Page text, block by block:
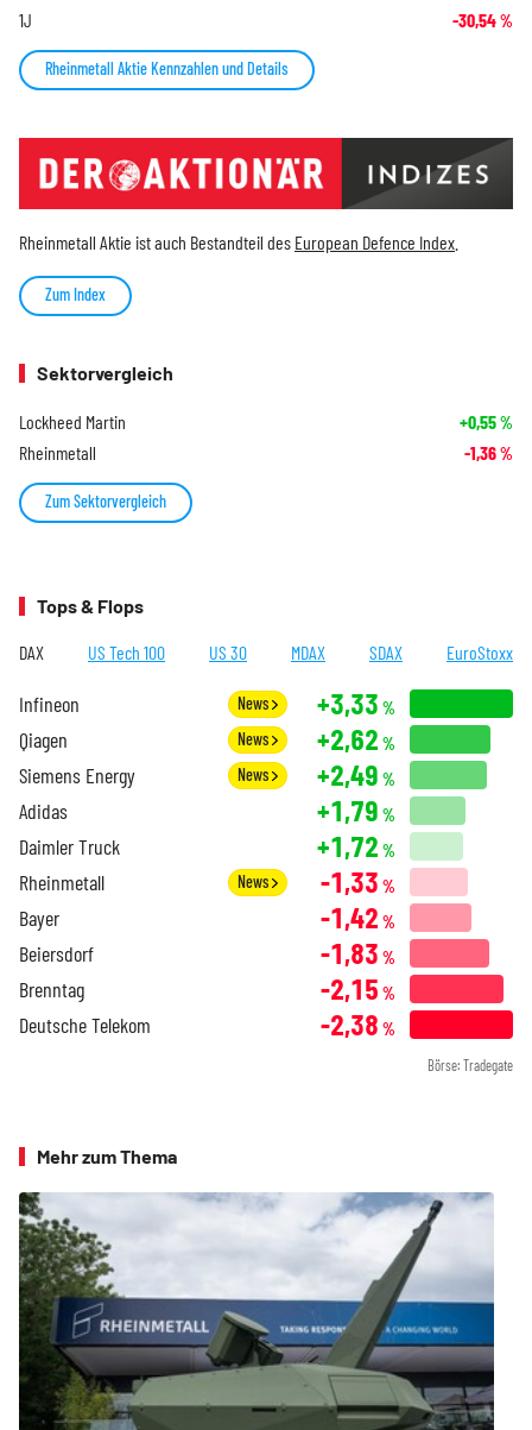
1J -30,54%
Rheinmetall Aktie Kennzahlen und Details
Rheinmetall Aktie ist auch Bestandteil des European Defence Index
Zum Index
Sektorvergleich
Lockheed Martin +0,55%
Rheinmetall -1,36%
Zum Sektorvergleich
Tops & Flops
DAX US Tech 100 US 30 MDAX SDAX EuroStoxx
Infineon News +3,33 %
Qiagen News +2,62 %
Siemens Energy News +2,49 %
Adidas +1,79 %
Daimler Truck +1,72 %
Rheinmetall News -1,33 %
Bayer -1,42 %
Beiersdorf -1,83 %
Brenntag -2,15 %
Deutsche Telekom -2,38 %
Börse: Tradegate
Mehr zum Thema